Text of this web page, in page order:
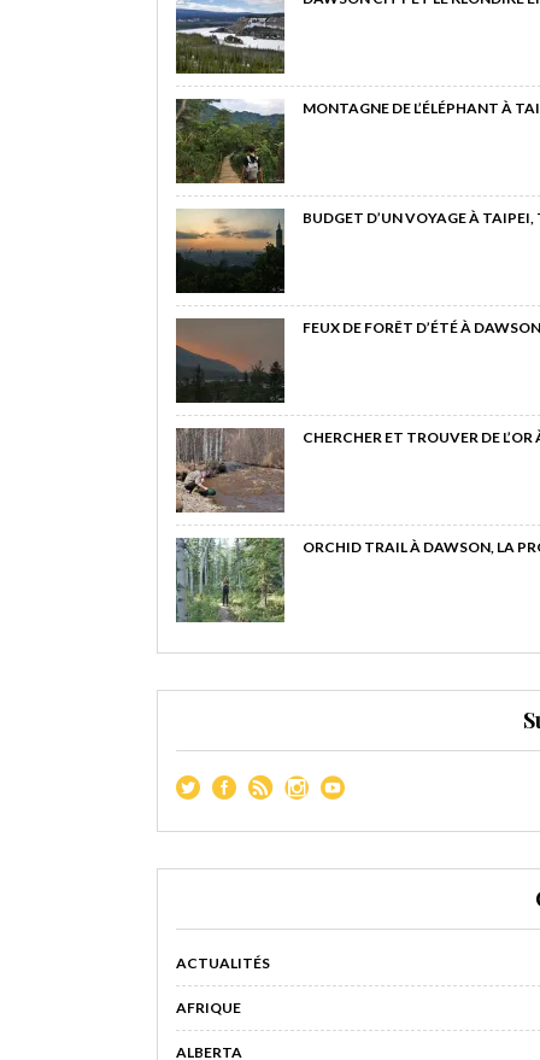
MONTAGNE DE L’ÉLÉPHANT À
BUDGET D’UN VOYAGE À
FEUX DE FORÊT D’ÉTÉ À
CHERCHER ET TROUVER DE
ORCHID TRAIL À DAWSON, LA
ACTUALITÉS
AFRIQUE
ALBERTA